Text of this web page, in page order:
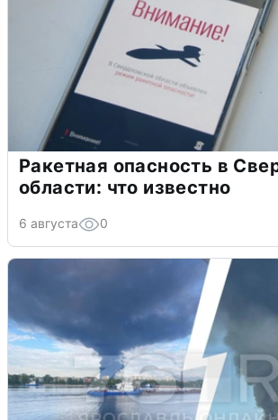
Ракетная опасность в
области: что известно
6 августа 0